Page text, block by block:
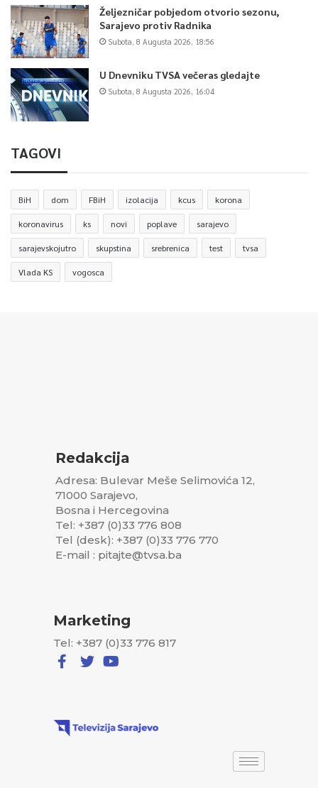
Željezničar pobjedom otvorio sezonu,
Sarajevo protiv Radnika
Subota, 8 Augusta 2026, 18:56
U Dnevniku TVSA večeras gledajte
Subota, 8 Augusta 2026, 16:04
TAGOVI
BiH dom FBiH izolacija kcus korona
koronavirus ks novi poplave sarajevo
sarajevskojutro skupstina srebrenica test tvsa
Vlada KS vogosca
Redakcija
Adresa: Bulevar Meše Selimovića 12,
71000 Sarajevo,
Bosna i Hercegovina
Tel: +387 (0)33 776 808
Tel (desk): +387 (0)33 776 770
E-mail : pitajte@tvsa.ba
Marketing
Tel: +387 (0)33 776 817